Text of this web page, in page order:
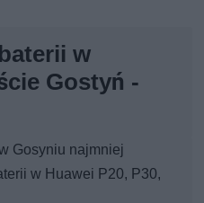
w
Gostyń -
Gosyniu najmniej
w Huawei P20, P30,